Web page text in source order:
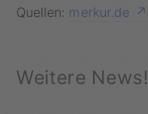
Quellen: merkur.de
Weitere News!